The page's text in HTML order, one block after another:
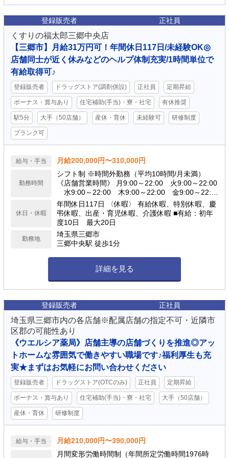
登録販売者 正社員
くすりの福太郎三郷中央店
【三郷市】月給31万円可！年間休日117日/未経験OK◎
店舗同士が近く休みなどのヘルプ体制充実/1時間単位で
有給取得可♪
登録販売者 ドラッグストア(調剤併設) 正社員 定期昇給
ボーナス・賞与あり 住宅補助(手当)・寮・社宅 有休推奨
駅5分 大手（50店舗） 産休・育休 未経験可 研修制度
ブランク可
給与・手当 月給200,000円〜310,000円
勤務時間
シフト制 ※時間外勤務（平均10時間/月未満）
《店舗営業時間》 月9:00～22:00 火9:00～22:00
水9:00～22:00 木9:00～22:00 金9:00～22:0
0 土9:00～22:00 日9:00～22:00
休日・休暇
年間休日117日 〈休暇〉 有給休暇、特別休暇、慶
弔休暇、出産・育児休暇、介護休暇 ■有給：初年
度10日 最大20日
勤務地
埼玉県三郷市
三郷中央駅 徒歩1分
詳細を見る
登録販売者 正社員
埼玉県三郷市内の各店舗※配属店舗の指定不可・近隣市
区郡の可能性あり
《ウエルシア薬局》店舗主導の店舗づくりを推進◎アッ
トホームな雰囲気で働きやすい職場です♪福利厚生も充
実★まずはお気軽にお問い合わせください
登録販売者 ドラッグストア(OTCのみ) 正社員 定期昇給
ボーナス・賞与あり 住宅補助(手当)・寮・社宅 大手（50店舗）
産休・育休 研修制度
給与・手当
月給210,000円〜390,000円
月間変形労働時間制（年間所定労働時間1976時